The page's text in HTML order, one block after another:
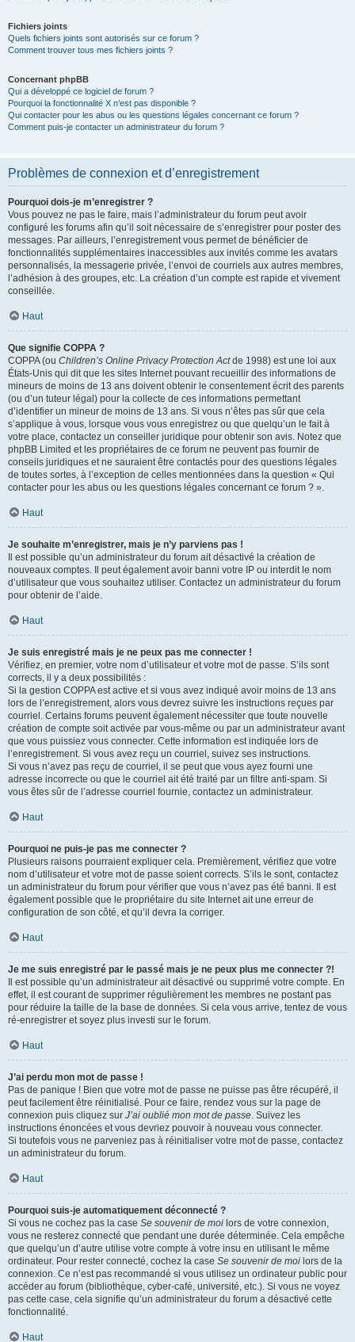
Fichiers joints
Quels fichiers joints sont autorisés sur ce forum ?
Comment trouver tous mes fichiers joints ?
Concernant phpBB
Qui a développé ce logiciel de forum ?
Pourquoi la fonctionnalité X n’est pas disponible ?
Qui contacter pour les abus ou les questions légales concernant ce forum ?
Comment puis-je contacter un administrateur du forum ?
Problèmes de connexion et d’enregistrement
Pourquoi dois-je m’enregistrer ?
Vous pouvez ne pas le faire, mais l’administrateur du forum peut avoir
configuré les forums afin qu’il soit nécessaire de s’enregistrer pour poster des
messages. Par ailleurs, l’enregistrement vous permet de bénéficier de
fonctionnalités supplémentaires inaccessibles aux invités comme les avatars
personnalisés, la messagerie privée, l’envoi de courriels aux autres membres,
l’adhésion à des groupes, etc. La création d’un compte est rapide et vivement
conseillée.
Haut
Que signifie COPPA ?
COPPA (ou Children’s Online Privacy Protection Actde 1998) est une loi aux
États-Unis qui dit que les sites Internet pouvant recueillir des informations de
mineurs de moins de 13 ans doivent obtenir le consentement écrit des parents
(ou d’un tuteur légal) pour la collecte de ces informations permettant
d’identifier un mineur de moins de 13 ans. Si vous n’êtes pas sûr que cela
s’applique à vous, lorsque vous vous enregistrez ou que quelqu’un le fait à
votre place, contactez un conseiller juridique pour obtenir son avis. Notez que
phpBB Limited et les propriétaires de ce forum ne peuvent pas fournir de
conseils juridiques et ne sauraient être contactés pour des questions légales
de toutes sortes, à l’exception de celles mentionnées dans la question « Qui
contacter pour les abus ou les questions légales concernant ce forum ? ».
Haut
Je souhaite m’enregistrer, mais je n’y parviens pas !
Il est possible qu’un administrateur du forum ait désactivé la création de
nouveaux comptes. Il peut également avoir banni votre IP ou interdit le nom
d’utilisateur que vous souhaitez utiliser. Contactez un administrateur du forum
pour obtenir de l’aide.
Haut
Je suis enregistré mais je ne peux pas me connecter !
Vérifiez, en premier, votre nom d’utilisateur et votre mot de passe. S’ils sont
corrects, il y a deux possibilités :
Si la gestion COPPA est active et si vous avez indiqué avoir moins de 13 ans
lors de l’enregistrement, alors vous devrez suivre les instructions reçues par
courriel. Certains forums peuvent également nécessiter que toute nouvelle
création de compte soit activée par vous-même ou par un administrateur avant
que vous puissiez vous connecter. Cette information est indiquée lors de
l’enregistrement. Si vous avez reçu un courriel, suivez ses instructions.
Si vous n’avez pas reçu de courriel, il se peut que vous ayez fourni une
adresse incorrecte ou que le courriel ait été traité par un filtre anti-spam. Si
vous êtes sûr de l’adresse courriel fournie, contactez un administrateur.
Haut
Pourquoi ne puis-je pas me connecter ?
Plusieurs raisons pourraient expliquer cela. Premièrement, vérifiez que votre
nom d’utilisateur et votre mot de passe soient corrects. S’ils le sont, contactez
un administrateur du forum pour vérifier que vous n’avez pas été banni. Il est
également possible que le propriétaire du site Internet ait une erreur de
configuration de son côté, et qu’il devra la corriger.
Haut
Je me suis enregistré par le passé mais je ne peux plus me connecter ?!
Il est possible qu’un administrateur ait désactivé ou supprimé votre compte. En
effet, il est courant de supprimer régulièrement les membres ne postant pas
pour réduire la taille de la base de données. Si cela vous arrive, tentez de vous
ré-enregistrer et soyez plus investi sur le forum.
Haut
J’ai perdu mon mot de passe !
Pas de panique ! Bien que votre mot de passe ne puisse pas être récupéré, il
peut facilement être réinitialisé. Pour ce faire, rendez vous sur la page de
connexion puis cliquez sur J’ai oublié mon mot de passe. Suivez les
instructions énoncées et vous devriez pouvoir à nouveau vous connecter.
Si toutefois vous ne parveniez pas à réinitialiser votre mot de passe, contactez
un administrateur du forum.
Haut
Pourquoi suis-je automatiquement déconnecté ?
Si vous ne cochez pas la case Se souvenir de moi lors de votre connexion,
vous ne resterez connecté que pendant une durée déterminée. Cela empêche
que quelqu’un d’autre utilise votre compte à votre insu en utilisant le même
ordinateur. Pour rester connecté, cochez la case Se souvenir de moi lors de la
connexion. Ce n’est pas recommandé si vous utilisez un ordinateur public pour
accéder au forum (bibliothèque, cyber-café, université, etc.). Si vous ne voyez
pas cette case, cela signifie qu’un administrateur du forum a désactivé cette
fonctionnalité.
Haut